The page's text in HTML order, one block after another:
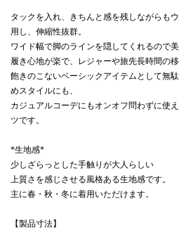
タックを入れ、きちんと感を残しながらも
用し、伸縮性抜群。
ワイド幅で脚のラインを隠してくれるので
履き心地が楽で、レジャーや旅先長時間の
飽きのこないベーシックアイテムとして無
めスタイルにも、
カジュアルコーデにもオンオフ問わずに使
ツです。
*生地感*
少しざらっとした手触りが大人らしい
上質さを感じさせる風格ある生地感です。
主に春・秋・冬に着用いただけます。
【製品寸法】